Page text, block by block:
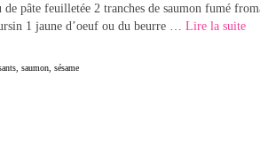
de pâte feuilletée 2 tranches de saumon fumé
1 jaune d’oeuf ou du beurre … Lire la suite­­
, saumon, sésame